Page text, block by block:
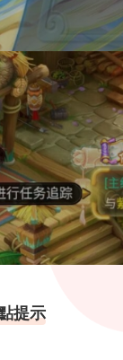
提示